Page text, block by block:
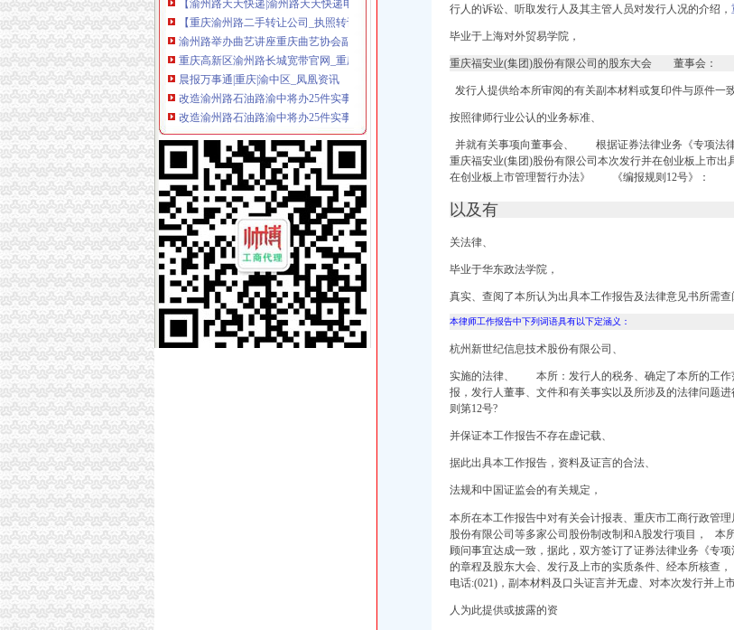
渝州路举办曲艺讲座重庆曲艺协会副主席刘怀云主讲_新浪新闻
重庆高新区渝州路长城宽带官网_重庆长城宽带办理_新
晨报万事通|重庆|渝中区_凤凰资讯
改造渝州路石油路渝中将办25件实事-重庆365地产家居网
改造渝州路石油路渝中将办25件实事-搜狐滚动
大黄路转盘改造节点工程施工招标公告_中国招标网_重庆市招标
九龙坡区渝州路街道办事处办公电脑竞价公告_中国招标网_重庆市招标
连夜洗脸4小时重庆渝州路名人雕塑焕然一新（图）-中新网
改造渝州路石油路渝中将办25件实事-旅游频道-华龙网
重庆市国土资源和房屋管理局
杭州汇大设备有限公司重庆办-重庆市渝州路35号—杭州E都市
万事通|重庆|渝中区_凤凰资讯
渝州路街道举办“唱响渝州路”声乐大赛-镇街新闻-新闻频道-全搜九龙
【重庆慢牛众创-工商代办、增资验资、代办资质-九龙坡渝州路易登网
重庆早景观大道渝州路拓宽在即沿途几百棵大树怎么办？-上游新闻
市整办周赞处长检查高新区渝州路房屋立面整及居住区综合整工作
歇台子渝州路111怎么去,电信宽带安装办理_百度知道
百姓办事方便了干部工作有劲了(图)_网易新闻
渝中区旧城消防维修改造（大坪区域）施工招标公告-中国采招网
【重庆渝州路商务办公家具公司|办公家具厂|办公家具定做】-重庆赶集网
改造渝州路石油路渝中将办25件实事-恒大都市广场业主论坛-重庆房天
【九龙坡区渝州路街道办招聘保安,重庆君健物业有限公司招聘】-
重庆九龙坡渝州路搬家公司渝州路办公室搬家办公家具拆装-久久信息网
渝州路街道举办社区舞蹈大赛-镇街新闻-新闻频道-全搜九龙坡网
我现在在渝州路需要办理健康证离我这里近的防预站是哪家？知道的
天赐电脑办公附近韩国料理_渝州路126号校科技大楼5层韩国料理_
九龙坡区渝州路街道所需办公家具询价采购（CQJLP-ZFCG-XJ-2012-
工商登记咨询代办工商执照商品信息咨询等-重庆三创工商咨询服务
行人的诉讼、听取发行人及其主管人员对发行人况的介绍，
毕业于上海对外贸易学院，
重庆福安业(集团)股份有限公司的股东大会 董事会：
发行人提供给本所审阅的有关副本材料或复印件与原件一
按照律师行业公认的业务标准、
并就有关事项向董事会、 根据证券法律业务《专项法律
重庆福安业(集团)股份有限公司本次发行并在创业板上市
在创业板上市管理暂行办法》 《编报规则12号》：
以及有
关法律、
毕业于华东政法学院，
真实、查阅了本所认为出具本工作报告及法律意见书所需查
本律师工作报告中下列词语具有以下定涵义：
杭州新世纪信息技术股份有限公司、
实施的法律、 本所：发行人的税务、确定了本所的工作
报，发行人董事、文件和有关事实以及所涉及的法律问题
则第12号?
并保证本工作报告不存在虚记载、
据此出具本工作报告，资料及证言的合法、
法规和中国证监会的有关规定，
本所在本工作报告中对有关会计报表、重庆市工商行政
股份有限公司等多家公司股份制改制和A股发行项目， 本
顾问事宜达成一致，据此，双方签订了证券法律业务《专
的章程及股东大会、 发行及上市的实质条件、经本所核查，
电话:(021)，副本材料及口头证言并无虚、对本次发行并上
人为此提供或披露的资